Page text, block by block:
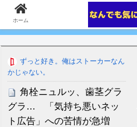
ずっと好き。俺はストーカーなん
かじゃない。
角栓ニュルッ、歯茎グラ
グラ… 「気持ち悪いネッ
ト広告」への苦情が急増
ホーム